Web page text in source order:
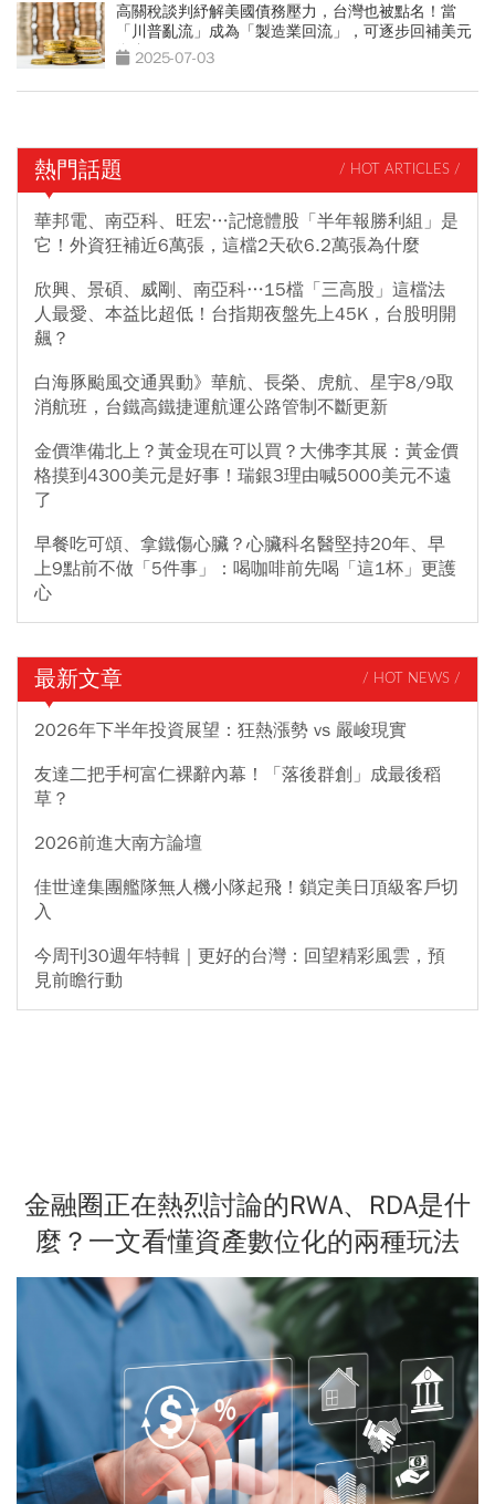
高關稅談判紓解美國債務壓力，台灣也被點名！當
「川普亂流」成為「製造業回流」，可逐步回補美元
資產2025-07-03
熱門話題 / HOT ARTICLES /
華邦電、南亞科、旺宏…記憶體股「半年報勝利組」是
它！外資狂補近6萬張，這檔2天砍6.2萬張為什麼
欣興、景碩、威剛、南亞科…15檔「三高股」這檔法
人最愛、本益比超低！台指期夜盤先上45K，台股明開
飆？
白海豚颱風交通異動》華航、長榮、虎航、星宇8/9取
消航班，台鐵高鐵捷運航運公路管制不斷更新
金價準備北上？黃金現在可以買？大佛李其展：黃金價
格摸到4300美元是好事！瑞銀3理由喊5000美元不遠
了
早餐吃可頌、拿鐵傷心臟？心臟科名醫堅持20年、早
上9點前不做「5件事」：喝咖啡前先喝「這1杯」更護
心
最新文章 / HOT NEWS /
2026年下半年投資展望：狂熱漲勢 vs 嚴峻現實
友達二把手柯富仁裸辭內幕！「落後群創」成最後稻
草？
2026前進大南方論壇
佳世達集團艦隊無人機小隊起飛！鎖定美日頂級客戶切
入
今周刊30週年特輯｜更好的台灣：回望精彩風雲，預
見前瞻行動
金融圈正在熱烈討論的RWA、RDA是什
麼？一文看懂資產數位化的兩種玩法